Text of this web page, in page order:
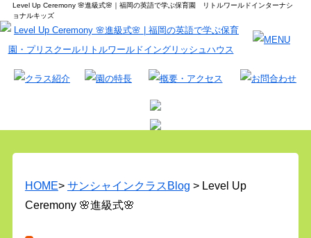
Level Up Ceremony 🌸進級式🌸｜福岡の英語で学ぶ保育園 リトルワールドインターナシ
ョナルキッズ
HOME> サンシャインクラスBlog > Level Up
Ceremony 🌸進級式🌸